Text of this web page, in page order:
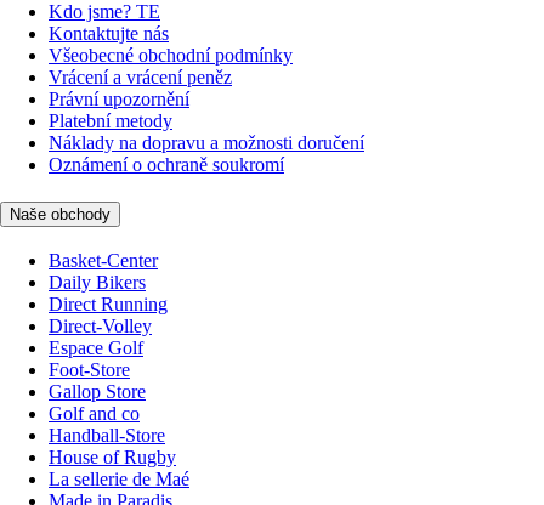
Kdo jsme? TE
Kontaktujte nás
Všeobecné obchodní podmínky
Vrácení a vrácení peněz
Právní upozornění
Platební metody
Náklady na dopravu a možnosti doručení
Oznámení o ochraně soukromí
Naše obchody
Basket-Center
Daily Bikers
Direct Running
Direct-Volley
Espace Golf
Foot-Store
Gallop Store
Golf and co
Handball-Store
House of Rugby
La sellerie de Maé
Made in Paradis